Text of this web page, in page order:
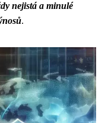
nejistá a minulé
.